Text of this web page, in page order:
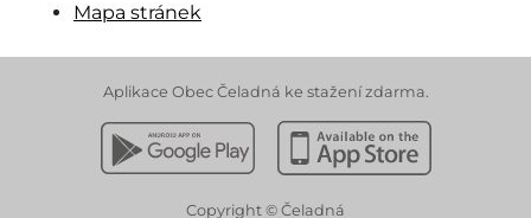
Mapa stránek
Aplikace Obec Čeladná ke stažení zdarma.
Stáhnout z Google PlayStáhnout z Apple App
Copyright © Čeladná